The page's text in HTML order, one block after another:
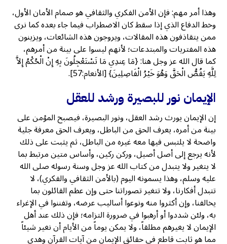
وهذا أمر مهم: فإن الأمن الفكري والثقافي هو صمام الأمان الأول،
وخط الدفاع الذي إذا سقط كان الاضطراب فيما جاء بعده كما نرى
ممن يتقاذفون هذه المقالات، ويروجون هذه الشائعات، ويزينون
هذه المفتريات والمبتدعات؛ لأنهم ليسوا على بينة من أمرهم،
كما قال الله عز وجل هنا: {مَا عِندِي مَا تَسْتَعْجِلُونَ بِهِ إِنْ الْحُكْمُ إِلاَّ
لِلَّهِ يَقُصُّ الْحَقَّ وَهُوَ خَيْرُ الْفَاصِلِينَ} [الأنعام:57].
الإيمان نور للبصيرة ورشد للعقل
إن الإيمان يورث رشد العقل، ونور البصيرة، فيصبح المؤمن على
بينة من أمره، يعرف الحق من الباطل، ويعرف الحق معرفة جلية
واضحة لا يلتبس فيها معه غيره من الباطل، ثم يثبت على ذلك
لأنه يرجع إلى أصل أصيل، وركن ركين، وأساس متين مرتبط بما
لا يتغير ولا يتبدل من كتاب الله عز وجل وسنة رسوله صلى الله
عليه وسلم، وهذا يسمونه اليوم (بالأمن الثقافي والفكري)، لا
تتبدل أفكارنا، ولا تتغير تصوراتنا حتى وإن عظم القائلون بما
يخالفنا، وإن أكثروا منه ونوعوا أساليب عرضه، وتفننوا في الإغراء
به، ولئن شددوا أو أرهبوا في ضرورة التزامه؛ فإن ذلك عند أهل
الإيمان لا يغيرهم مطلقاً، ولا يمكن يوماً من الأيام أن نغير شيئاً
مما هو ثابت قاطع في حقائق الإيمان من آيات القرآن وهدي